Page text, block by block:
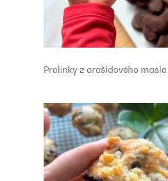
Pralinky z arašidového masla